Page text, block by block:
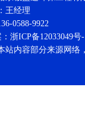
王经理
0588-9922
浙ICP备12033049号
站内容部分来源网络